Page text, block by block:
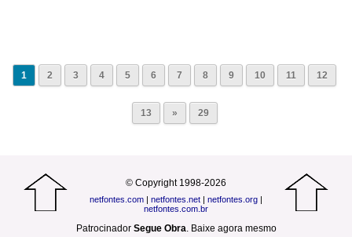
1 2 3 4 5 6 7 8 9 10 11 12
13 » 29
© Copyright 1998-2026
netfontes.com | netfontes.net | netfontes.org |
netfontes.com.br
Patrocinador Segue Obra. Baixe agora mesmo